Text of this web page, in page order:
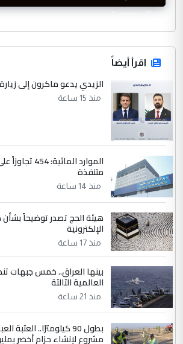
CurrencyRate
اقرأ أيضاً
الزيدي يدعو ماكرون إلى
منذ 15 ساعة
الموارد
متنفذة
منذ 14 ساعة
هيئة الحج تصدر توضيحاً
الإلكترونية
منذ 17 ساعة
بينها العراق.. خمس جبهات
العالمية الثالثة
منذ 21 ساعة
بطول 90 كيلومترًا..
مشروع لإنشاء حزام أخضر